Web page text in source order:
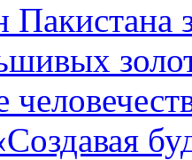
Пакистана